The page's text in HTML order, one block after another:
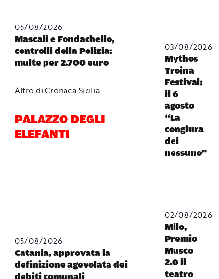
05/08/2026
Mascali e Fondachello,
controlli della Polizia:
multe per 2.700 euro
Altro di Cronaca Sicilia
PALAZZO DEGLI
ELEFANTI
05/08/2026
Catania, approvata la
definizione agevolata dei
debiti comunali
03/08/2026
Mythos
Troina
Festival:
il 6
agosto
“La
congiura
dei
nessuno”
02/08/2026
Milo,
Premio
Musco
2.0 il
teatro